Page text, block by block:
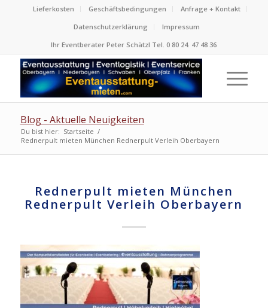
Lieferkosten Geschäftsbedingungen
Anfrage + Kontakt
Datenschutzerklärung
Impressum
Ihr Eventberater Peter Schätzl Tel. 0 80 24. 47 48 36
Blog - Aktuelle Neuigkeiten
Du bist hier: Startseite /
Rednerpult mieten München Rednerpult Verleih Oberbayern
Rednerpult mieten München
Rednerpult Verleih Oberbayern